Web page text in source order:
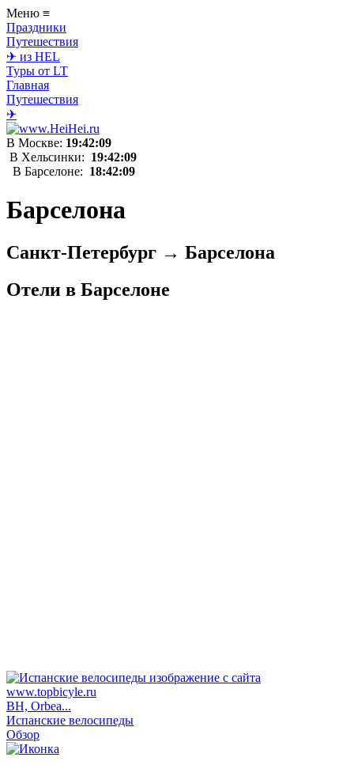
Меню ≡
Праздники
Путешествия
✈ из HEL
Туры от LT
Главная
Путешествия
✈
В Москве: 19:42:09
В Хельсинки: 19:42:09
В Барселоне: 18:42:09
Барселона
Санкт-Петербург → Барселона
Отели в Барселоне
BH, Orbea...
Испанские велосипеды
Обзор